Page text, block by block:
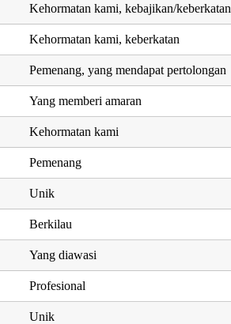
Kehormatan kami, kebajikan/keberkatan
Kehormatan kami, keberkatan
Pemenang, yang mendapat pertolongan
Yang memberi amaran
Kehormatan kami
Pemenang
Unik
Berkilau
Yang diawasi
Profesional
Unik